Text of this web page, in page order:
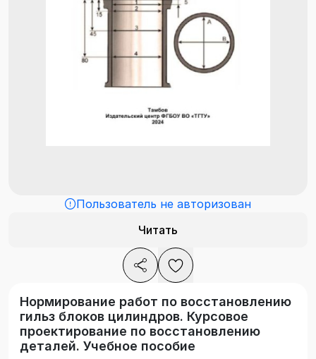
Пользователь не авторизован
Читать
Нормирование работ по восстановлению
гильз блоков цилиндров. Курсовое
проектирование по восстановлению
деталей. Учебное пособие